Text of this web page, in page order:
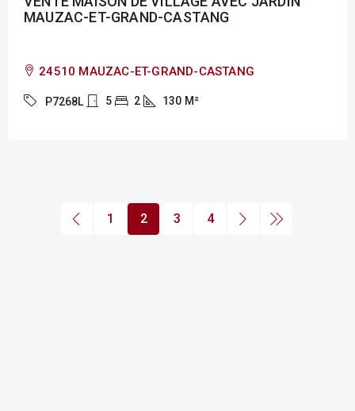
MAUZAC-ET-GRAND-CASTANG
24510 MAUZAC-ET-GRAND-CASTANG
P7268L 5 2 130 M²
1 2 3 4